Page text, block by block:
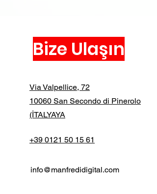
Bize Ulaşın
Via Valpellice, 72
10060 San Secondo di Pinerolo
(İTALYAYA
+39 0121 50 15 61
info@manfredidigital.com